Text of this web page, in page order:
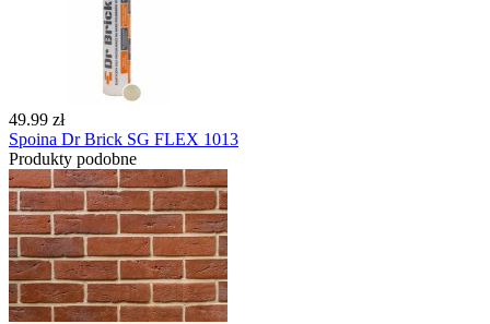
49.99 zł
Spoina Dr Brick SG FLEX 1013
Produkty podobne